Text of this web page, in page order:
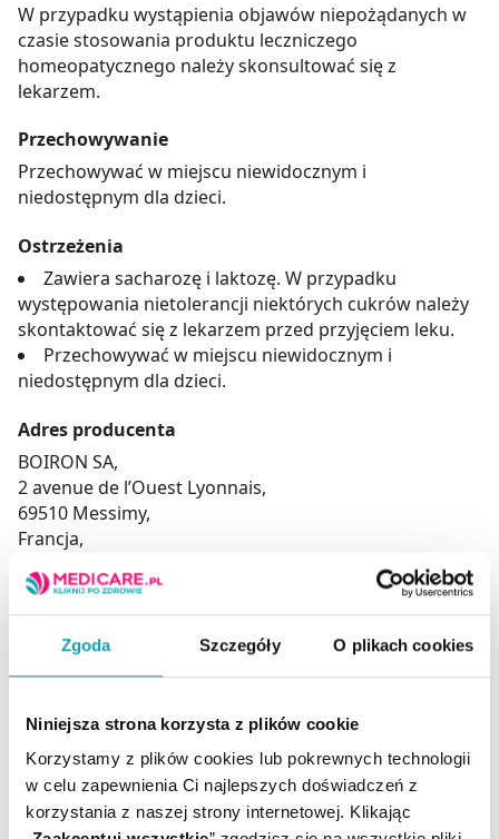
Zgoda Szczegóły O plikach cookies
Niniejsza strona korzysta z plików cookie
Korzystamy z plików cookies lub pokrewnych technologii
w celu zapewnienia Ci najlepszych doświadczeń z
korzystania z naszej strony internetowej. Klikając
W przypadku wystąpienia objawów niepożądanych w
czasie stosowania produktu leczniczego
homeopatycznego należy skonsultować się z
lekarzem.
Przechowywanie
Przechowywać w miejscu niewidocznym i
niedostępnym dla dzieci.
Ostrzeżenia
Zawiera sacharozę i laktozę. W przypadku
występowania nietolerancji niektórych cukrów należy
skontaktować się z lekarzem przed przyjęciem leku.
Przechowywać w miejscu niewidocznym i
niedostępnym dla dzieci.
Adres producenta
BOIRON SA,
2 avenue de l’Ouest Lyonnais,
69510 Messimy,
Francja,
Podmiot odpowiedzialny
BOIRON SA,
2 avenue de l’Ouest Lyonnais,
Francja,
www.boiron.com